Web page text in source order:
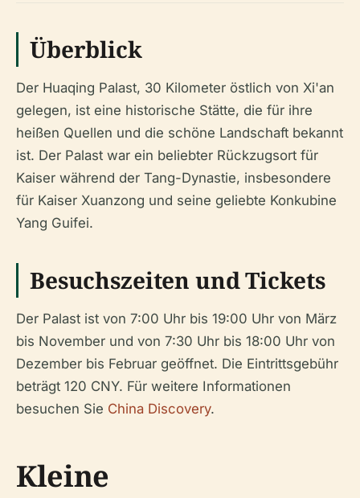
Überblick
Der Huaqing Palast, 30 Kilometer östlich von Xi'an
gelegen, ist eine historische Stätte, die für ihre
heißen Quellen und die schöne Landschaft bekannt
ist. Der Palast war ein beliebter Rückzugsort für
Kaiser während der Tang-Dynastie, insbesondere
für Kaiser Xuanzong und seine geliebte Konkubine
Yang Guifei.
Besuchszeiten und Tickets
Der Palast ist von 7:00 Uhr bis 19:00 Uhr von März
bis November und von 7:30 Uhr bis 18:00 Uhr von
Dezember bis Februar geöffnet. Die Eintrittsgebühr
beträgt 120 CNY. Für weitere Informationen
besuchen Sie China Discovery.
Kleine